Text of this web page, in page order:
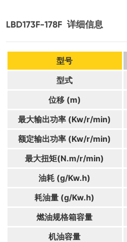
LBD173F-178F 详细信息
型号
型式
位移 (m)
最大输出功率 (Kw/r/min)
额定输出功率 (Kw/r/min)
最大扭矩(N.m/r/min)
油耗 (g/Kw.h)
耗油量 (g/Kw.h)
燃油规格箱容量
机油容量